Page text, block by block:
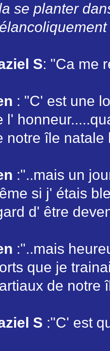
se planter
S: "Ca me
: "C' est une
l'
notre île natale
:"..mais un
si j' étais
d' être
:"..mais
que je
de notre
S :"C' est